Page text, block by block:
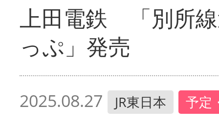
上田電鉄 「別所
っぷ」発売
2025.08.27 JR東日本 予定